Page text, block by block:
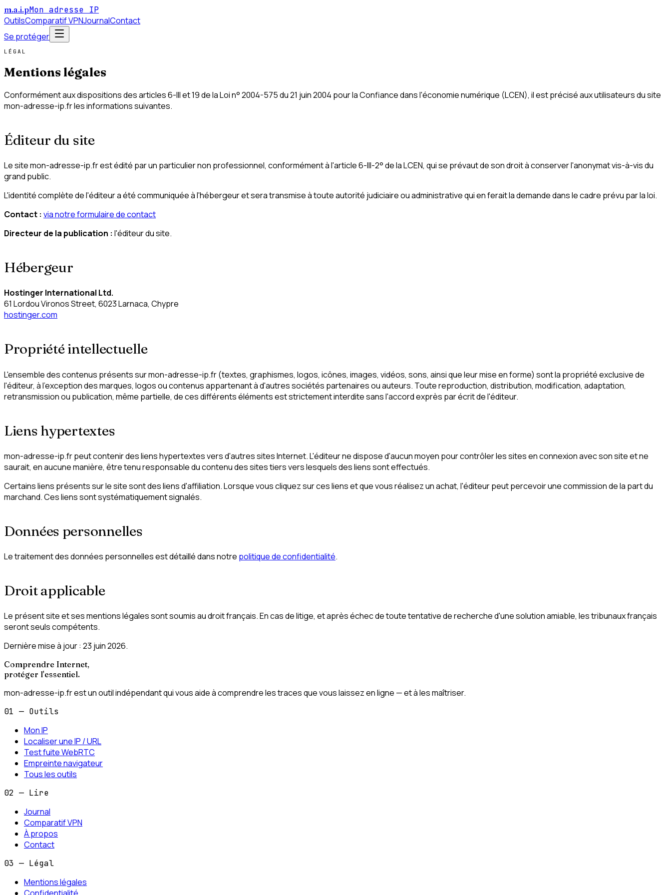
m.a.i.pMon adresse IP
OutilsComparatif VPNJournalContact
Se protéger
LÉGAL
Mentionslégales
Conformément aux dispositions des articles 6-III et 19 de la Loi n° 2004-575 du 21 juin 2004 pour la Confiance dans l'économie numérique (LCEN), il est précisé aux utilisateurs du site
mon-adresse-ip.fr les informations suivantes.
Éditeur du site
Le site mon-adresse-ip.fr est édité par un particulier non professionnel, conformément à l'article 6-III-2° de la LCEN, qui se prévaut de son droit à conserver l'anonymat vis-à-vis du
grand public.
L'identité complète de l'éditeur a été communiquée à l'hébergeur et sera transmise à toute autorité judiciaire ou administrative qui en ferait la demande dans le cadre prévu par la loi.
Contact : via notre formulaire de contact
Directeur de la publication : l'éditeur du site.
Hébergeur
Hostinger International Ltd.
61 Lordou Vironos Street, 6023 Larnaca, Chypre
hostinger.com
Propriété intellectuelle
L'ensemble des contenus présents sur mon-adresse-ip.fr (textes, graphismes, logos, icônes, images, vidéos, sons, ainsi que leur mise en forme) sont la propriété exclusive de
l'éditeur, à l'exception des marques, logos ou contenus appartenant à d'autres sociétés partenaires ou auteurs. Toute reproduction, distribution, modification, adaptation,
retransmission ou publication, même partielle, de ces différents éléments est strictement interdite sans l'accord exprès par écrit de l'éditeur.
Liens hypertextes
mon-adresse-ip.fr peut contenir des liens hypertextes vers d'autres sites Internet. L'éditeur ne dispose d'aucun moyen pour contrôler les sites en connexion avec son site et ne
saurait, en aucune manière, être tenu responsable du contenu des sites tiers vers lesquels des liens sont effectués.
Certains liens présents sur le site sont des liens d'affiliation. Lorsque vous cliquez sur ces liens et que vous réalisez un achat, l'éditeur peut percevoir une commission de la part du
marchand. Ces liens sont systématiquement signalés.
Données personnelles
Le traitement des données personnelles est détaillé dans notre politique de confidentialité.
Droit applicable
Le présent site et ses mentions légales sont soumis au droit français. En cas de litige, et après échec de toute tentative de recherche d'une solution amiable, les tribunaux français
seront seuls compétents.
Dernière mise à jour : 23 juin 2026.
Comprendre Internet,
protéger l'essentiel.
mon-adresse-ip.fr est un outil indépendant qui vous aide à comprendre les traces que vous laissez en ligne — et à les maîtriser.
01 — Outils
Mon IP
Localiser une IP / URL
Test fuite WebRTC
Empreinte navigateur
Tous les outils
02 — Lire
Journal
Comparatif VPN
À propos
Contact
03 — Légal
Mentions légales